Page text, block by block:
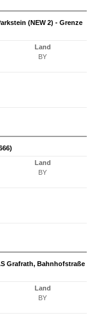
(NEW 2) - Grenze
Land
BY
Land
BY
Grafrath, Bahnhofstraße
Land
BY